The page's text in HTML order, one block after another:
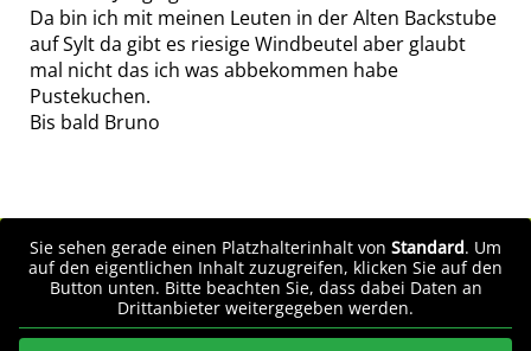
Da bin ich mit meinen Leuten in der Alten Backstube
auf Sylt da gibt es riesige Windbeutel aber glaubt
mal nicht das ich was abbekommen habe
Pustekuchen.
Bis bald Bruno
Sie sehen gerade einen Platzhalterinhalt von Standard. Um
auf den eigentlichen Inhalt zuzugreifen, klicken Sie auf den
Button unten. Bitte beachten Sie, dass dabei Daten an
Drittanbieter weitergegeben werden.